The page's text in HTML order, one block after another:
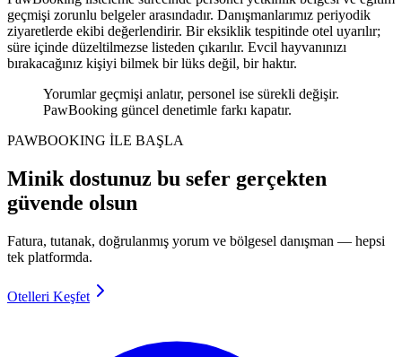
geçmişi zorunlu belgeler arasındadır. Danışmanlarımız periyodik
ziyaretlerde ekibi değerlendirir. Bir eksiklik tespitinde otel uyarılır;
süre içinde düzeltilmezse listeden çıkarılır. Evcil hayvanınızı
bırakacağınız kişiyi bilmek bir lüks değil, bir haktır.
Yorumlar geçmişi anlatır, personel ise sürekli değişir.
PawBooking güncel denetimle farkı kapatır.
PAWBOOKING İLE BAŞLA
Minik dostunuz bu sefer gerçekten
güvende olsun
Fatura, tutanak, doğrulanmış yorum ve bölgesel danışman — hepsi
tek platformda.
Otelleri Keşfet